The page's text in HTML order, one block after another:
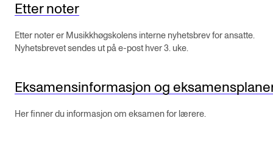
Etter noter
Etter noter er Musikkhøgskolens interne nyhetsbrev for ansatte.
Nyhetsbrevet sendes ut på e-post hver 3. uke.
Eksamensinformasjon og
Her finner du informasjon om eksamen for lærere.